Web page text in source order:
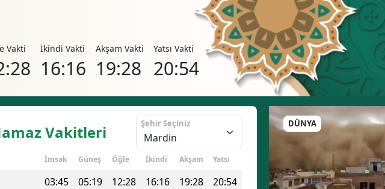
Vakti İkindi Vakti
16:16
Akşam Vakti
19:28
Yatsı Vakti
20:54
Vakitleri Şehir Seçiniz
İmsak Güneş Öğle İkindi Akşam Yatsı
03:45 05:19 12:28 16:16 19:28 20:54
DÜNYA